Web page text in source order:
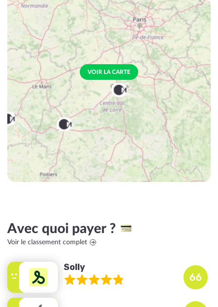
VOIR LA CARTE
Avec quoi payer ?
Voir le classement complet
Solly
66